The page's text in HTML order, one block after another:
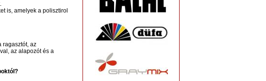
is, amelyek a polisztirol
ragasztót, az
az alapozót és a